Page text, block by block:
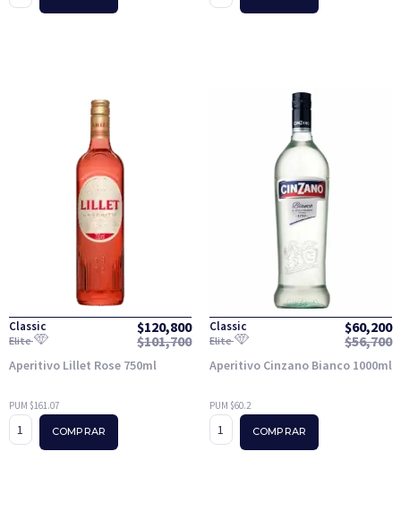
Classic $120,800
Elite $101,700
Aperitivo Lillet Rose 750ml
PUM $161.07
COMPRAR
Classic $60,200
Elite $56,700
Aperitivo Cinzano Bianco 1000ml
PUM $60.2
COMPRAR